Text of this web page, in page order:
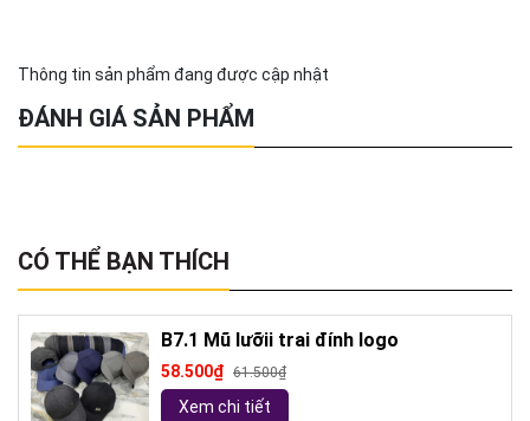
Thông tin sản phẩm đang được cập nhật
ĐÁNH GIÁ SẢN PHẨM
CÓ THỂ BẠN THÍCH
B7.1 Mũ lưỡii trai đính logo
58.500₫ 61.500₫
Xem chi tiết